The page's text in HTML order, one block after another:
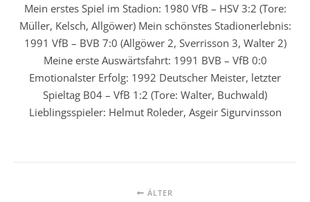
Mein erstes Spiel im Stadion: 1980 VfB – HSV 3:2 (Tore:
Müller, Kelsch, Allgöwer) Mein schönstes Stadionerlebnis:
1991 VfB – BVB 7:0 (Allgöwer 2, Sverrisson 3, Walter 2)
Meine erste Auswärtsfahrt: 1991 BVB – VfB 0:0
Emotionalster Erfolg: 1992 Deutscher Meister, letzter
Spieltag B04 – VfB 1:2 (Tore: Walter, Buchwald)
Lieblingsspieler: Helmut Roleder, Asgeir Sigurvinsson
ÄLTER